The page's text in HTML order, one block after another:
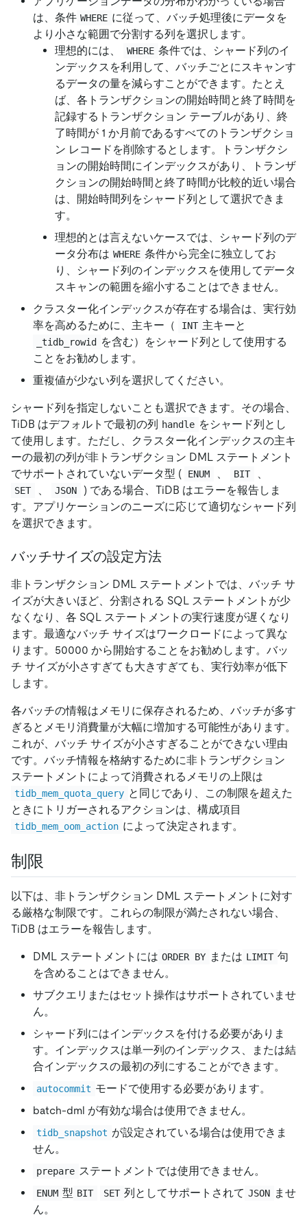
は、条件 WHERE に従って、バッチ処理後にデータを
より小さな範囲で分割する列を選択します。
理想的には、
WHERE 条件では、シャード列のイ
ンデックスを利用して、バッチごとにスキャンす
るデータの量を減らすことができます。たとえ
ば、各トランザクションの開始時間と終了時間を
記録するトランザクション テーブルがあり、終
了時間が 1 か月前であるすべてのトランザクショ
ン レコードを削除するとします。トランザクシ
ョンの開始時間にインデックスがあり、トランザ
クションの開始時間と終了時間が比較的近い場合
は、開始時間列をシャード列として選択できま
す。
理想的とは言えないケースでは、シャード列のデ
ータ分布は WHERE 条件から完全に独立してお
り、シャード列のインデックスを使用してデータ
スキャンの範囲を縮小することはできません。
クラスター化インデックスが存在する場合は、実行効
率を高めるために、主キー（
INT 主キーと
_tidb_rowid
を含む）をシャード列として使用する
ことをお勧めします。
重複値が少ない列を選択してください。
シャード列を指定しないことも選択できます。その場合、
TiDB はデフォルトで最初の列 handle をシャード列とし
て使用します。ただし、クラスター化インデックスの主キ
ーの最初の列が非トランザクション DML ステートメント
でサポートされていないデータ型 (
ENUM 、 BIT 、
SET 、 JSON
) である場合、TiDB はエラーを報告しま
す。アプリケーションのニーズに応じて適切なシャード列
を選択できます。
バッチサイズの設定方法
非トランザクション DML ステートメントでは、バッチ サ
イズが大きいほど、分割される SQL ステートメントが少
なくなり、各 SQL ステートメントの実行速度が遅くなり
ます。最適なバッチ サイズはワークロードによって異な
ります。50000 から開始することをお勧めします。バッ
チ サイズが小さすぎても大きすぎても、実行効率が低下
します。
各バッチの情報はメモリに保存されるため、バッチが多す
ぎるとメモリ消費量が大幅に増加する可能性があります。
これが、バッチ サイズが小さすぎることができない理由
です。バッチ情報を格納するために非トランザクション
ステートメントによって消費されるメモリの上限は
tidb_mem_quota_query と同じであり、この制限を超えた
ときにトリガーされるアクションは、構成項目
tidb_mem_oom_action によって決定されます。
制限
以下は、非トランザクション DML ステートメントに対す
る厳格な制限です。これらの制限が満たされない場合、
TiDB はエラーを報告します。
DML ステートメントには ORDER BY または LIMIT 句
を含めることはできません。
サブクエリまたはセット操作はサポートされていませ
ん。
シャード列にはインデックスを付ける必要がありま
す。インデックスは単一列のインデックス、または結
合インデックスの最初の列にすることができます。
autocommit モードで使用する必要があります。
batch-dml が有効な場合は使用できません。
tidb_snapshot が設定されている場合は使用できま
せん。
prepare ステートメントでは使用できません。
ENUM 型 BIT SET 列としてサポートされて JSON ませ
ん。